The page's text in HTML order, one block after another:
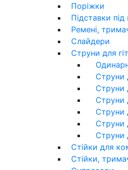
Поріжки
Підставки під
Ремені,
Слайдери
Струни для
Струни
Струни
Струни
Струни
Струни
Струни
Стійки для
Стійки,